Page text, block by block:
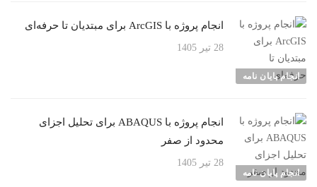
انجام پایان نامه
انجام پروژه با ArcGIS برای مبتدیان تا حرفه‌ای
28 تیر 1405
انجام پایان نامه
انجام پروژه با ABAQUS برای تحلیل اجزای
محدود از صفر
28 تیر 1405